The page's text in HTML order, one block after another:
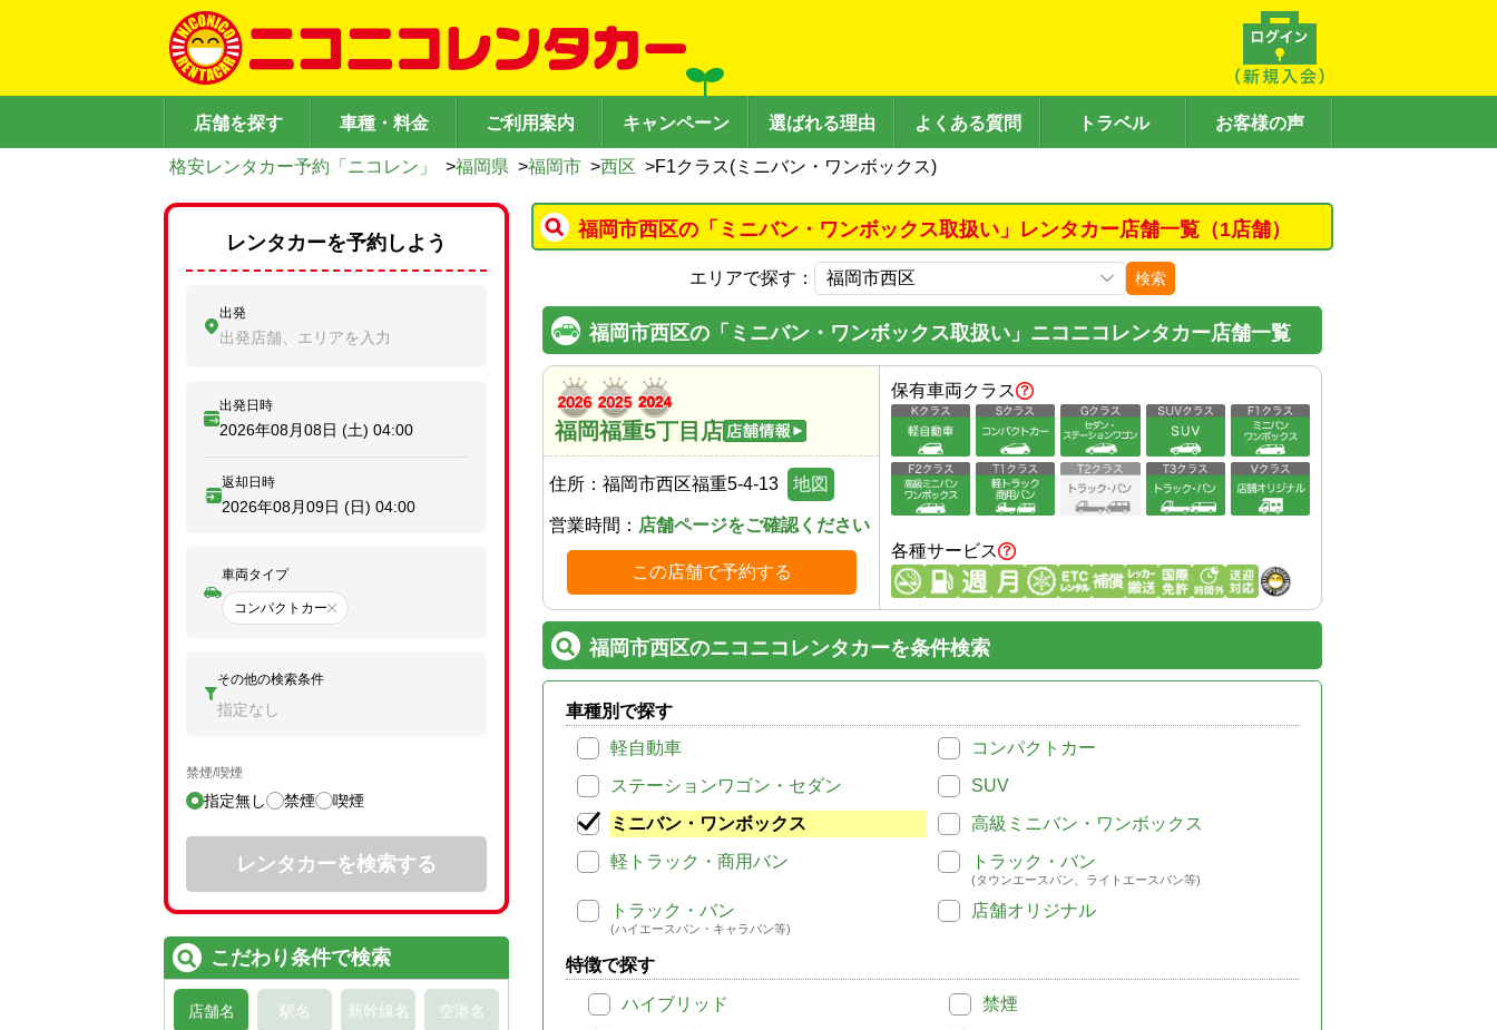
店舗を探す 車種・料金 ご利用案内 キャンペーン 選ばれる理由 よくある質問 トラベル お客様の声
格安レンタカー予約「ニコレン」 >福岡県 >福岡市 >西区 >F1クラス(ミニバン・ワンボックス)
福岡市西区の「ミニバン・ワンボックス取扱い」レンタカー店舗一覧（1店舗）
エリアで探す： 検索
福岡市西区の「ミニバン・ワンボックス取扱い」ニコニコレンタカー店舗一覧
福岡福重5丁目店
住所： 福岡市西区福重5-4-13 地図
営業時間： 店舗ページをご確認ください
この店舗で予約する
保有車両クラス
各種サービス
福岡市西区のニコニコレンタカーを条件検索
車種別で探す
軽自動車
コンパクトカー
ステーションワゴン・セダン
SUV
ミニバン・ワンボックス
高級ミニバン・ワンボックス
軽トラック・商用バン
トラック・バン
(タウンエースバン、ライトエースバン等)
トラック・バン
(ハイエースバン・キャラバン等)
店舗オリジナル
特徴で探す
ハイブリッド
禁煙
レンタカーを予約しよう
出発
出発店舗、エリアを入力
出発日時
2026年08月08日 (土) 04:00
返却日時
2026年08月09日 (日) 04:00
車両タイプ
コンパクトカー
その他の検索条件
指定なし
禁煙/喫煙
指定無し 禁煙 喫煙
レンタカーを検索する
こだわり条件で検索
店舗名 駅名 新幹線名 空港名